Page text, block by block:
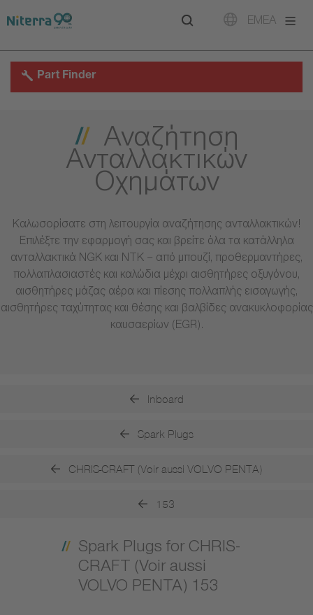
to
to
to
EMEA
Part Finder
Αναζήτηση
Ανταλλακτικών
Οχημάτων
Καλωσορίσατε στη λειτουργία αναζήτησης ανταλλακτικών!
Επιλέξτε την εφαρμογή σας και βρείτε όλα τα κατάλληλα
ανταλλακτικά NGK και NTK – από μπουζί, προθερμαντήρες,
πολλαπλασιαστές και καλώδια μέχρι αισθητήρες οξυγόνου,
αισθητήρες μάζας αέρα και πίεσης πολλαπλής εισαγωγής,
αισθητήρες ταχύτητας και θέσης και βαλβίδες ανακυκλοφορίας
καυσαερίων (EGR).
Inboard
Spark Plugs
CHRIS-CRAFT (Voir aussi VOLVO PENTA)
153
Spark Plugs for CHRIS-
CRAFT (Voir aussi
VOLVO PENTA) 153